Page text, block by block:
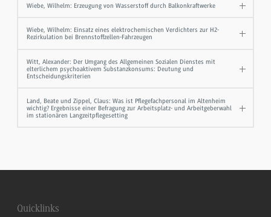
Wiebe, Wilhelm: Erzeugung von Wasserstoff durch Balkonkraftwerke
Wiebe, Wilhelm: Einsatz eines elektrochemischen Verdichters zur H2-
Rezirkulation bei Brennstoffzellen-Fahrzeugen
Witt, Alexander: Der Umgang des Allgemeinen Sozialen Dienstes mit
elterlichem psychoaktivem Substanzkonsums: Deutung und
Entscheidungskriterien
Land, Beate und Zippel, Claus: Was ist Pflegefachpersonal im Altenheim
wichtig? Ergebnisse einer Befragung zur Arbeitsplatz- und Arbeitgeberwahl
im stationären Langzeitpflegesetting
Quicklinks